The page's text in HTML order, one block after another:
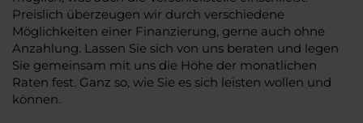
Preislich überzeugen wir durch verschiedene
Möglichkeiten einer Finanzierung, gerne auch ohne
Anzahlung. Lassen Sie sich von uns beraten und legen
Sie gemeinsam mit uns die Höhe der monatlichen
Raten fest. Ganz so, wie Sie es sich leisten wollen und
können.